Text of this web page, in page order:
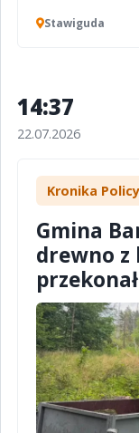
Stawiguda
14:37
22.07.2026
Kronika
Gmina
drewno z